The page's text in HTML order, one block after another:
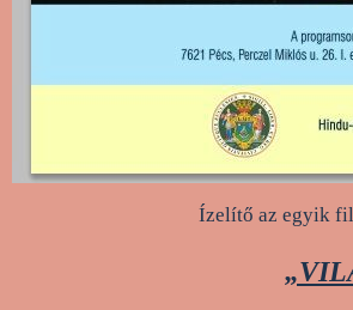
Ízelítő az egyik